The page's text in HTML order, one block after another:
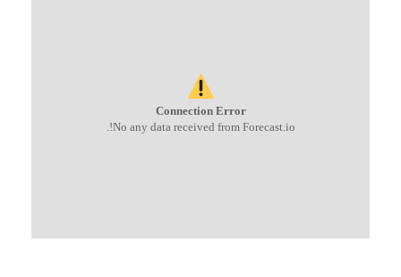
Connection Error
No any data received from Forecast.io!.